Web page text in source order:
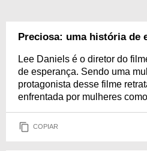
Preciosa: uma história de
Lee Daniels é o diretor do
de esperança. Sendo uma
protagonista desse filme
enfrentada por mulheres
COPIAR